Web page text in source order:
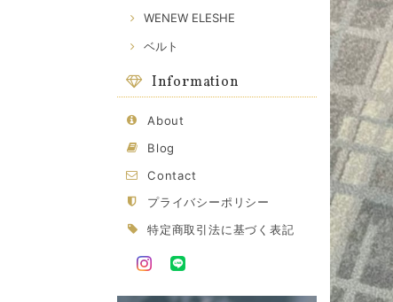
WENEW ELESHE
ベルト
Information
About
Blog
Contact
プライバシーポリシー
特定商取引法に基づく表記